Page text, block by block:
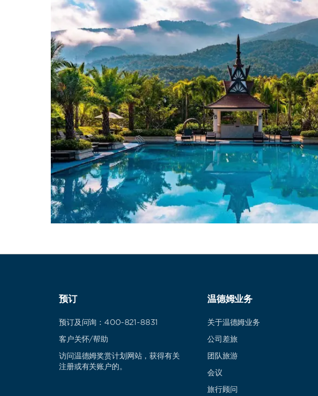
预订
预订及问询：400-821-8831
客户关怀/帮助
访问温德姆奖赏计划网站，获得有关
注册或有关账户的。
温德姆业务
关于温德姆业务
公司差旅
团队旅游
会议
旅行顾问